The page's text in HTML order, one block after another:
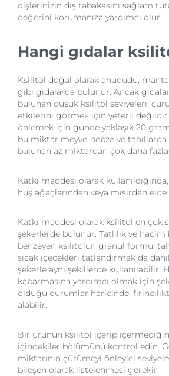
dişlerinizin dış tabakasını sağlam
değerini korumanıza yardımcı olur.
Hangi gıdalar
Ksilitol doğal olarak ahududu,
gibi gıdalarda bulunur. Ancak
bulunan düşük ksilitol seviyeleri,
etkilerini görmek için yeterli
önlemek için günde yaklaşık 20
bu miktar meyve, sebze ve
bulunan az miktardan çok daha
Katkı maddesi olarak
huş ağaçlarından veya mısırdan
Katkı maddesi olarak ksilitol en çok
şekerlerde bulunur. Tatlılık ve hacim
benzeyen ksilitolün granül formu,
sıcak içecekleri tatlandırmak da
şekerle aynı şekillerde kullanılabilir.
kabarmasına yardımcı olmak için
olduğu durumlar haricinde,
alabilir.
Bir ürünün ksilitol içerip
içindekiler bölümünü kontrol edin.
miktarının çürümeyi önleyici
bileşen olarak listelenmesi gerekir.